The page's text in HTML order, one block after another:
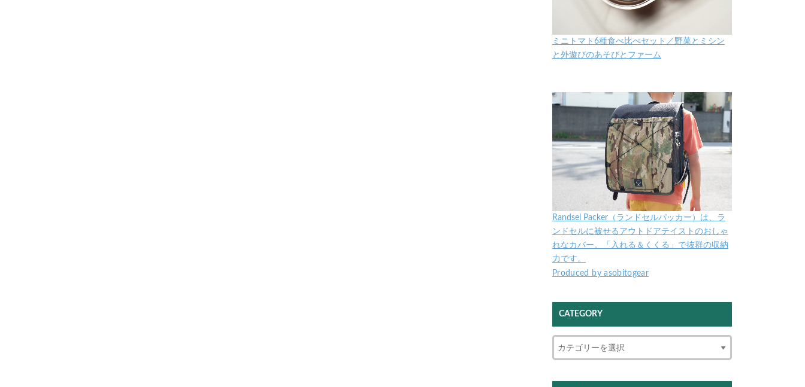
ミニトマト6種食べ比べセット／野菜とミシン
と外遊びのあそびとファーム
Randsel Packer（ランドセルパッカー）は、ラ
ンドセルに被せるアウトドアテイストのおしゃ
れなカバー。「入れる＆くくる」で抜群の収納
力です。
Produced by asobitogear
CATEGORY